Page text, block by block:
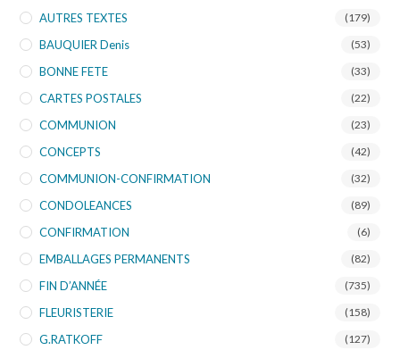
AUTRES TEXTES (179)
BAUQUIER Denis (53)
BONNE FETE (33)
CARTES POSTALES (22)
COMMUNION (23)
CONCEPTS (42)
COMMUNION-CONFIRMATION (32)
CONDOLEANCES (89)
CONFIRMATION (6)
EMBALLAGES PERMANENTS (82)
FIN D’ANNÉE (735)
FLEURISTERIE (158)
G.RATKOFF (127)